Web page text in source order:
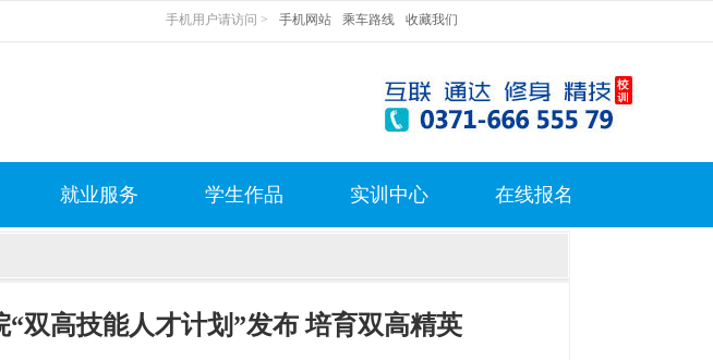
手机用户请访问 > 手机网站 乘车路线 收藏我们
就业服务 学生作品 实训中心 在线报名
双高技能人才计划”发布 培育双高精英